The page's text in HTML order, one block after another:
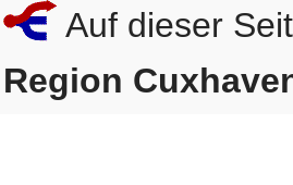
Auf dieser
Region